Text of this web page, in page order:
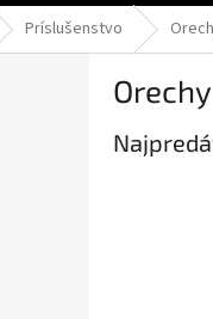
Príslušenstvo
Orechy